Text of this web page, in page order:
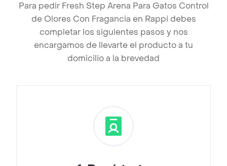
Para pedir Fresh Step Arena Para Gatos Control
de Olores Con Fragancia en Rappi debes
completar los siguientes pasos y nos
encargamos de llevarte el producto a tu
domicilio a la brevedad